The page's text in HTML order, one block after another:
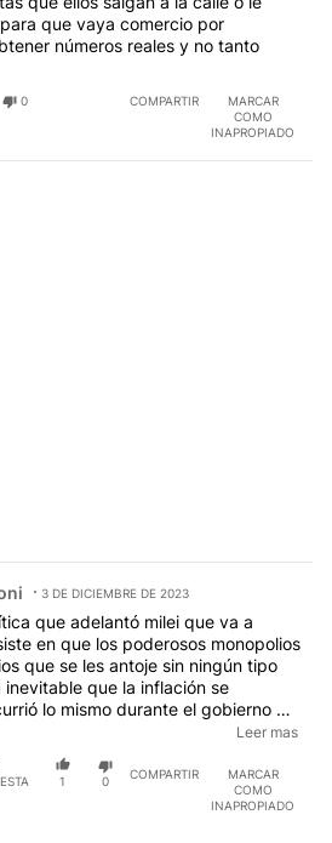
que vaya comercio por
números reales y no tanto
0 COMPARTIR
MARCAR
COMO
INAPROPIADO
Potenzoni.
3 DE DICIEMBRE DE 2023
que adelantó milei que va a
en que los poderosos monopolios
que se les antoje sin ningún tipo
que la inflación se
lo mismo durante el gobierno de
quejaban de una inflación del 24%
de Cristina, y macri (que dijo
lo mas fácil de resolver) la duplicó
con milei va a pasar lo mismo, macri
Leer mas
1 0
COMPARTIR
MARCAR
COMO
INAPROPIADO